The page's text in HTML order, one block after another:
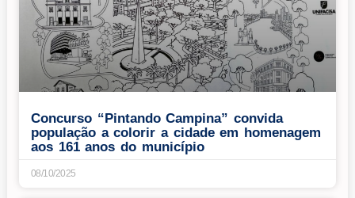
Concurso “Pintando Campina” convida
população a colorir a cidade em homenagem
aos 161 anos do município
08/10/2025